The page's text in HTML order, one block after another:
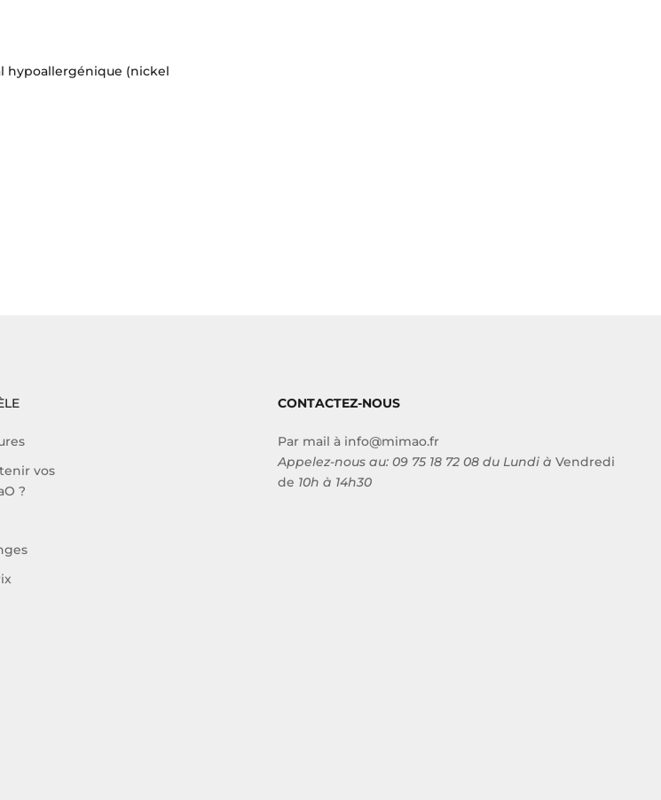
hypoallergénique (nickel
vos
?
CONTACTEZ-NOUS
Par mail à info@mimao.fr
Appelez-nous au: 09 75 18 72 08 du Lundi à Vendredi
de 10h à 14h30